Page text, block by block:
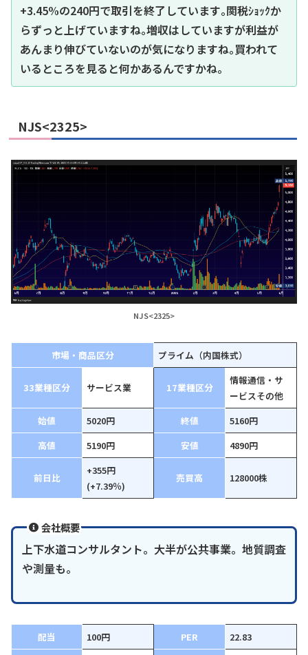
+3.45%の240円で取引を終了しています｡関税ｼｮｯｸか
らずっと上げていますね｡増収はしていますが利益が
あんまり伸びていないのが気になりますね｡買われて
いるところを見ると何かあるんですかね｡
NJS<2325>
NJS<2325>
市場・商品区分 プライム（内国株式）
33業種区分 サービス業 17業種区分
情報通信・サ
ービスその他
始値
5020円 終値
5160円
高値
5190円 安値 4890円
前日比
+355円
(+7.39％)
売買高 128000株
会社概要
上下水道コンサルタント。大半が公共事業。地質調査
や測量も。
配当 100円 PER
22.83